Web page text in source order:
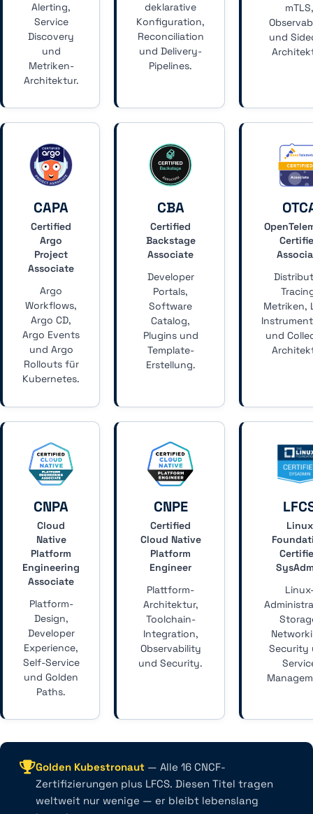
Alerting,
Service
Discovery
und
Metriken-
Architektur.
deklarative
Konfiguration,
Reconciliation
und Delivery-
Pipelines.
mTLS,
und
CAPA
Certified
Argo
Project
Associate
Argo
Workflows,
Argo CD,
Argo Events
und Argo
Rollouts für
Kubernetes.
CBA
Certified
Backstage
Associate
Developer
Portals,
Software
Catalog,
Plugins und
Template-
Erstellung.
Metriken,
und
CNPA
Cloud
Native
Platform
Engineering
Associate
Platform-
Design,
Developer
Experience,
Self-Service
und Golden
Paths.
CNPE
Certified
Cloud Native
Platform
Engineer
Plattform-
Architektur,
Toolchain-
Integration,
Observability
und Security.
Linux
Security
Golden Kubestronaut — Alle 16 CNCF-
Zertifizierungen plus LFCS. Diesen Titel tragen
weltweit nur wenige — er bleibt lebenslang